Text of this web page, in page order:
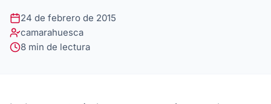
24 de febrero de 2015
camarahuesca
8 min de lectura